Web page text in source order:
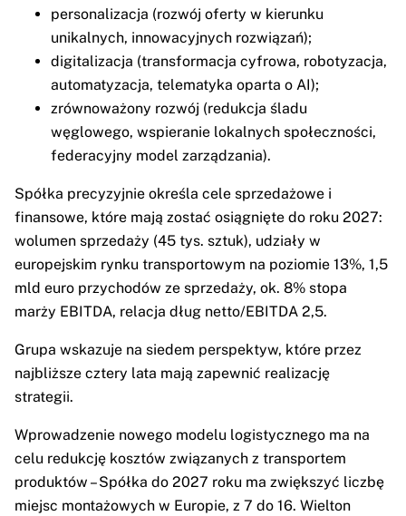
personalizacja (rozwój oferty w kierunku
unikalnych, innowacyjnych rozwiązań);
digitalizacja (transformacja cyfrowa, robotyzacja,
automatyzacja, telematyka oparta o AI);
zrównoważony rozwój (redukcja śladu
węglowego, wspieranie lokalnych społeczności,
federacyjny model zarządzania).
Spółka precyzyjnie określa cele sprzedażowe i
finansowe, które mają zostać osiągnięte do roku 2027:
wolumen sprzedaży (45 tys. sztuk), udziały w
europejskim rynku transportowym na poziomie 13%, 1,5
mld euro przychodów ze sprzedaży, ok. 8% stopa
marży EBITDA, relacja dług netto/EBITDA 2,5.
Grupa wskazuje na siedem perspektyw, które przez
najbliższe cztery lata mają zapewnić realizację
strategii.
Wprowadzenie nowego modelu logistycznego ma na
celu redukcję kosztów związanych z transportem
produktów – Spółka do 2027 roku ma zwiększyć liczbę
miejsc montażowych w Europie, z 7 do 16. Wielton